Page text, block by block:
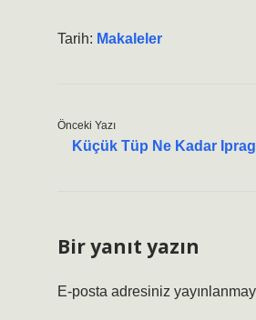
Tarih: Makaleler
Önceki Yazı
Küçük Tüp Ne Kadar
Bir yanıt yazın
E-posta adresiniz